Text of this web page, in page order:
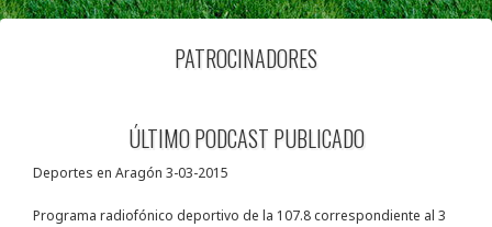
PATROCINADORES
ÚLTIMO PODCAST PUBLICADO
Deportes en Aragón 3-03-2015
Programa radiofónico deportivo de la 107.8 correspondiente al 3